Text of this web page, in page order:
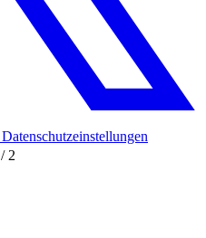
/ 2
Datenschutzeinstellungen